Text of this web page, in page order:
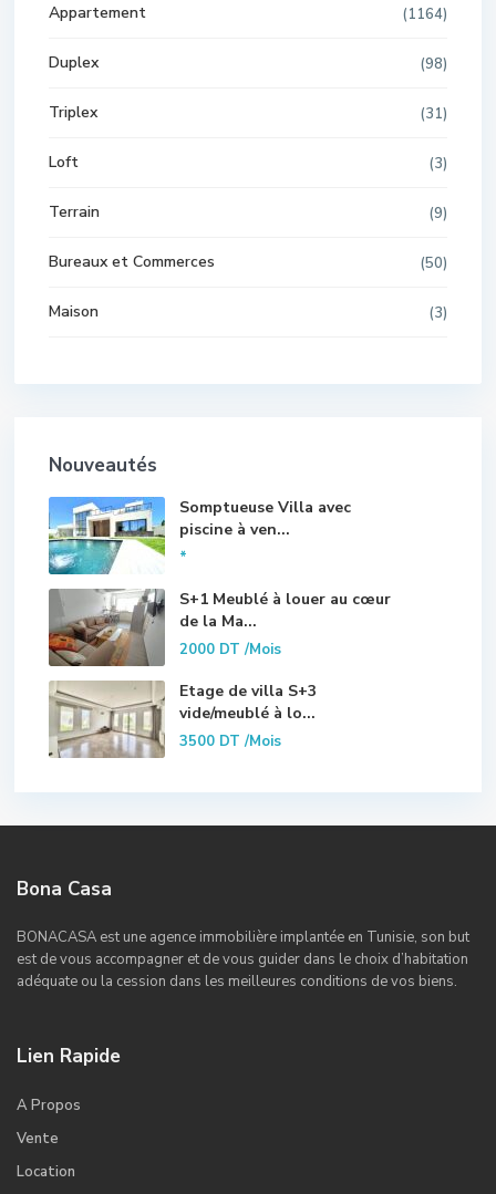
Appartement (1164)
Duplex (98)
Triplex (31)
Loft (3)
Terrain (9)
Bureaux et Commerces (50)
Maison (3)
Nouveautés
Somptueuse Villa avec
piscine à ven...
*
S+1 Meublé à louer au cœur
de la Ma...
2000 DT/Mois
Etage de villa S+3
vide/meublé à lo...
3500 DT/Mois
Bona Casa
BONACASA est une agence immobilière implantée en Tunisie, son but
est de vous accompagner et de vous guider dans le choix d’habitation
adéquate ou la cession dans les meilleures conditions de vos biens.
Lien Rapide
A Propos
Vente
Location